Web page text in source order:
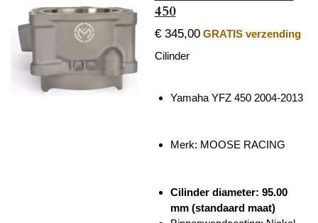
450
€ 345,00 GRATIS verzending
Cilinder
Yamaha YFZ 450 2004-2013
Merk: MOOSE RACING
Cilinder diameter: 95.00
mm (standaard maat)